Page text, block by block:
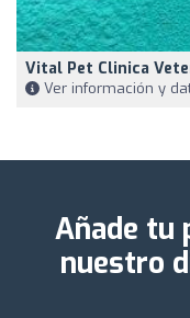
Vital Pet Clinica
Ver información y
Añade tu
nuestro